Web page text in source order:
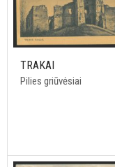
TRAKAI
Pilies griūvėsiai